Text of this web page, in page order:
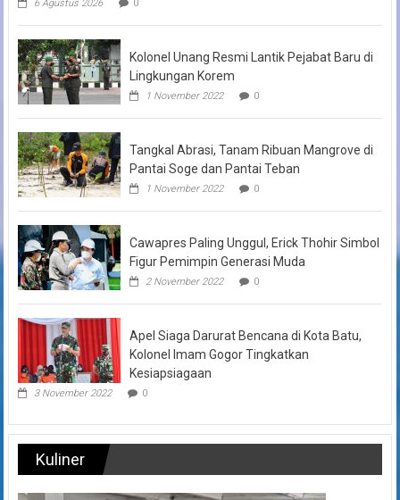
6 Agustus 2026 0
Kolonel Unang Resmi Lantik Pejabat Baru di
Lingkungan Korem
1 November 2022 0
Tangkal Abrasi, Tanam Ribuan Mangrove di
Pantai Soge dan Pantai Teban
1 November 2022 0
Cawapres Paling Unggul, Erick Thohir Simbol
Figur Pemimpin Generasi Muda
2 November 2022 0
Apel Siaga Darurat Bencana di Kota Batu,
Kolonel Imam Gogor Tingkatkan
Kesiapsiagaan
3 November 2022 0
Kuliner